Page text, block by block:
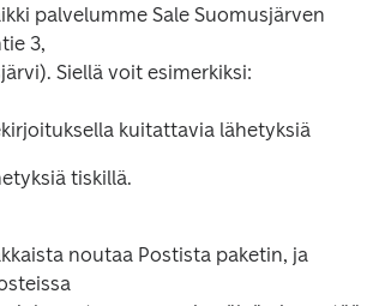
palvelumme Sale Suomusjärven
3,
noutaa Postista paketin, ja